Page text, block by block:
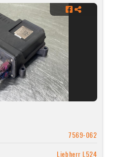
7569-062
Liebherr L524